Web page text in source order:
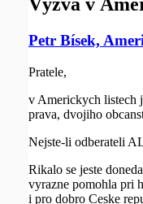
Petr Bísek,
Pratele,
v Americkych listech
prava, dvojiho
Nejste-li odberateli
Rikalo se jeste
vyrazne pomohla pri
i pro dobro Ceske